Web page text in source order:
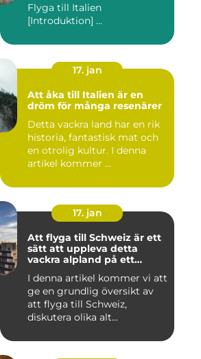
Flyga till Italien
[Introduktion] ...
17. jan
Att åka till Italien är en
dröm för många resenärer
Detta vackra land har en rik
historia, fantastisk mat och
en otrolig kultur. I denna
artikel kommer ...
17. jan
Att flyga till Schweiz är ett
sätt att uppleva detta
vackra alpland på ett
I denna artikel kommer vi att
ge en grundlig översikt av
att flyga till Schweiz,
diskutera olika alt...